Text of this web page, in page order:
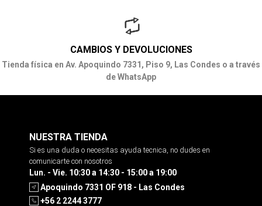
CAMBIOS Y DEVOLUCIONES
Tienda física en Av. Apoquindo 7331, Piso 9, Las Condes o a través
de WhatsApp
NUESTRA TIENDA
Si es una duda o necesitas ayuda tecnica, no dudes en
comunicarte con nosotros
Lun. - Vie. 10:30 a 14:30 - 15:00 a 19:00
Apoquindo 7331 OF 918 - Las Condes
+56 2 2244 3777